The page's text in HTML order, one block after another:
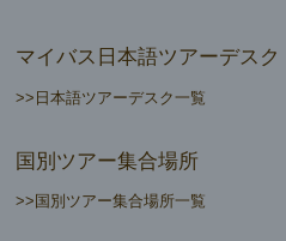
マイバス日本語ツアーデスク
>>日本語ツアーデスク一覧
国別ツアー集合場所
>>国別ツアー集合場所一覧